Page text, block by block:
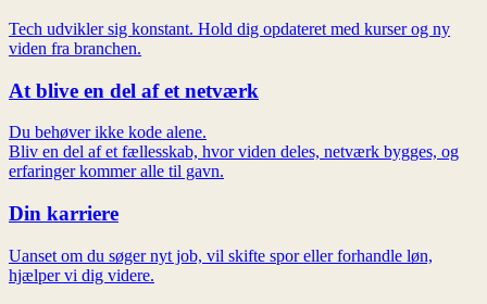
Tech udvikler sig konstant. Hold dig opdateret med kurser og ny
viden fra branchen.
At blive en del af et netværk
Du behøver ikke kode alene.
Bliv en del af et fællesskab, hvor viden deles, netværk bygges, og
erfaringer kommer alle til gavn.
Din karriere
Uanset om du søger nyt job, vil skifte spor eller forhandle løn,
hjælper vi dig videre.